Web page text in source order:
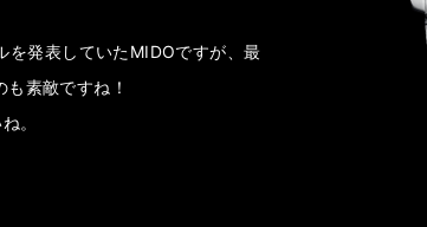
発表していたMIDOですが、最
素敵ですね！
。